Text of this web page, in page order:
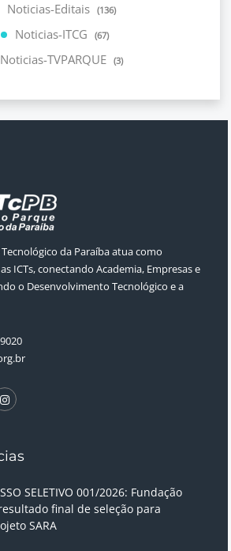
Noticias-Editais (136)
Noticias-ITCG (67)
Noticias-TVPARQUE (3)
da Paraíba atua como
ICTs, conectando Academia, Empresas e
o Desenvolvimento Tecnológico e a
SELETIVO 001/2026: Fundação
final de seleção para
SARA